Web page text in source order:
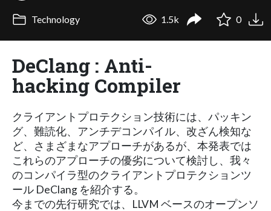
Technology 1.5k 0
DeClang : Anti-
hacking Compiler
クライアントプロテクション技術には、パッキン
グ、難読化、アンチデコンパイル、改ざん検知な
ど、さまざまなアプローチがあるが、本発表では
これらのアプローチの優劣について検討し、我々
のコンパイラ型のクライアントプロテクションツ
ール DeClang を紹介する。
今までの先行研究では、LLVM ベースのオープンソ